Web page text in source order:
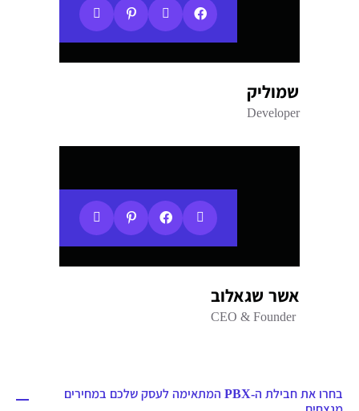
שמוליק
Developer
אשר שגאלוב
CEO & Founder
בחרו את חבילת ה-PBX המתאימה לעסק שלכם במחירים